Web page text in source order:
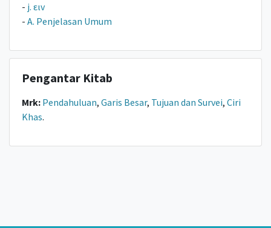
- j. ειv
- A. Penjelasan Umum
Pengantar Kitab
Mrk: Pendahuluan, Garis Besar, Tujuan dan Survei, Ciri
Khas.